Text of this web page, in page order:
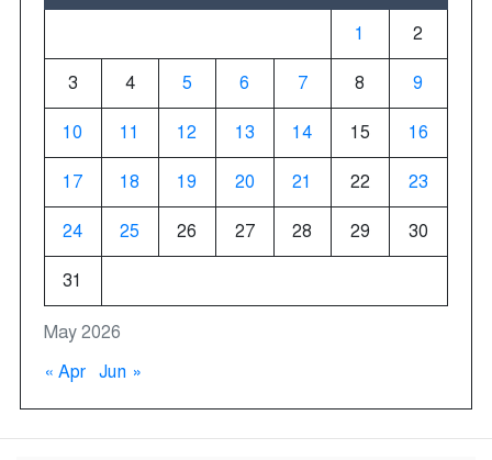
May 2026
1 2
3 4 5 6 7 8 9
10 11 12 13 14 15 16
17 18 19 20 21 22 23
24 25 26 27 28 29 30
31
« Apr Jun »